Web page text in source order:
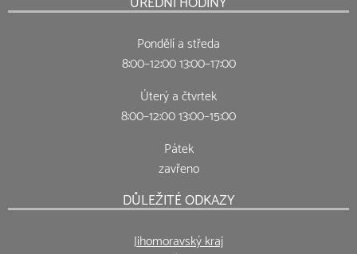
Pondělí a středa
8:00–12:00 13:00–17:00
Úterý a čtvrtek
8:00–12:00 13:00–15:00
Pátek
zavřeno
DŮLEŽITÉ ODKAZY
Jihomoravský kraj